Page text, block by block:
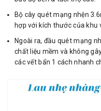
Bộ cây quét mạng nhện
hợp với kích thước của khu
Ngoài ra, đầu quét mạng
chất liệu mềm và không
các vết bẩn 1 cách nhanh